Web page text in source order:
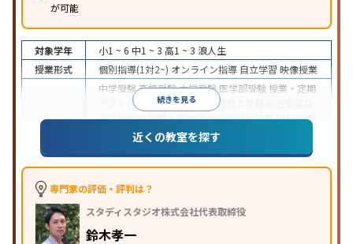
が可能
続きを見る
対象学年 小1 ~ 6 中1 ~ 3 高1 ~ 3 浪人生
授業形式
個別指導(1対2~) オンライン指導 自立学習 映像授業
中学受験高校受験大学受験 医学部受験 授業・定期
テスト対策
内申点対策 学習習慣の定着
(旧AO)対策推薦入試対策学校別特化対策国公立大
私大対策共通テスト対策
英語・英会話特化
対策その他科目別特化対策
特徴
中高一貫校生に対応
の振替可能 不登校生に対応
を利用オンライン対応1科目から受講可能
習のみの受講可
近くの教室を探す
専門家の評価・評判は？
スタディスタジオ株式会社代表取締役
鈴木孝一